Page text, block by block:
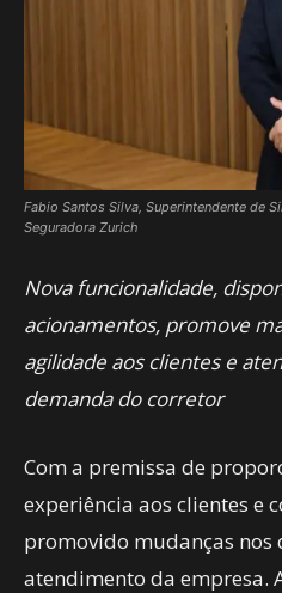
Fabio Santos Silva, Superintendente de
Seguradora Zurich
Nova funcionalidade,
acionamentos, promove
agilidade aos clientes e
demanda do corretor
Com a premissa de
experiência aos clientes e
promovido mudanças nos
atendimento da empresa.